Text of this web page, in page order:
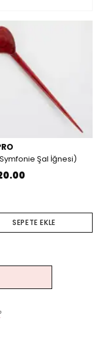
Şal İğnesi)
SEPETE EKLE